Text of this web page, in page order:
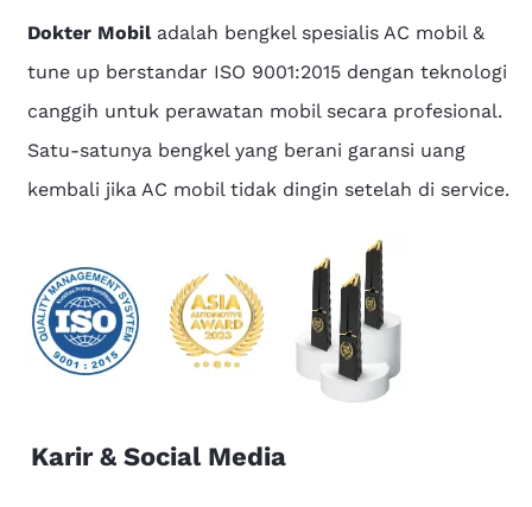
Dokter Mobiladalah bengkel spesialis AC mobil &
tune up berstandar ISO 9001:2015 dengan teknologi
canggih untuk perawatan mobil secara profesional.
Satu-satunya bengkel yang berani garansi uang
kembali jika AC mobil tidak dingin setelah di service.
Karir & Social Media